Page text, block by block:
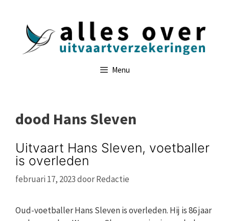
Menu
dood Hans Sleven
Uitvaart Hans Sleven, voetballer
is overleden
februari 17, 2023doorRedactie
Oud-voetballer Hans Sleven is overleden. Hij is 86 jaar